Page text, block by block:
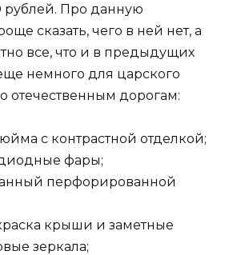
рублей. Про данную
сказать, чего в ней нет, а
все, что и в предыдущих
немного для царского
отечественным дорогам:
с контрастной отделкой;
фары;
перфорированной
крыши и заметные
зеркала;